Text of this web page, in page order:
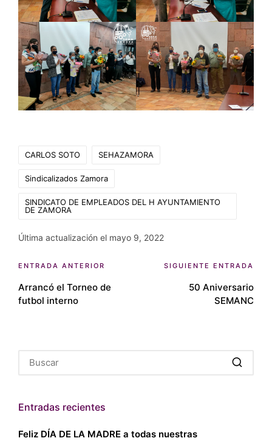
CARLOS SOTO SEHAZAMORA
Sindicalizados Zamora
SINDICATO DE EMPLEADOS DEL H AYUNTAMIENTO
DE ZAMORA
Última actualización el mayo 9, 2022
Navegación
de
ENTRADA ANTERIOR
Arrancó el Torneo de
futbol interno
SIGUIENTE ENTRADA
50 Aniversario
SEMANC
Entradas recientes
Feliz DÍA DE LA MADRE a todas nuestras